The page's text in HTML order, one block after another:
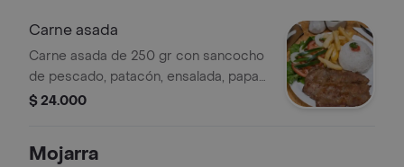
Carne asada
Carne asada de 250 gr con sancocho
de pescado, patacón, ensalada, papa
a la francesa y arroz a elección.
$ 24.000
Mojarra